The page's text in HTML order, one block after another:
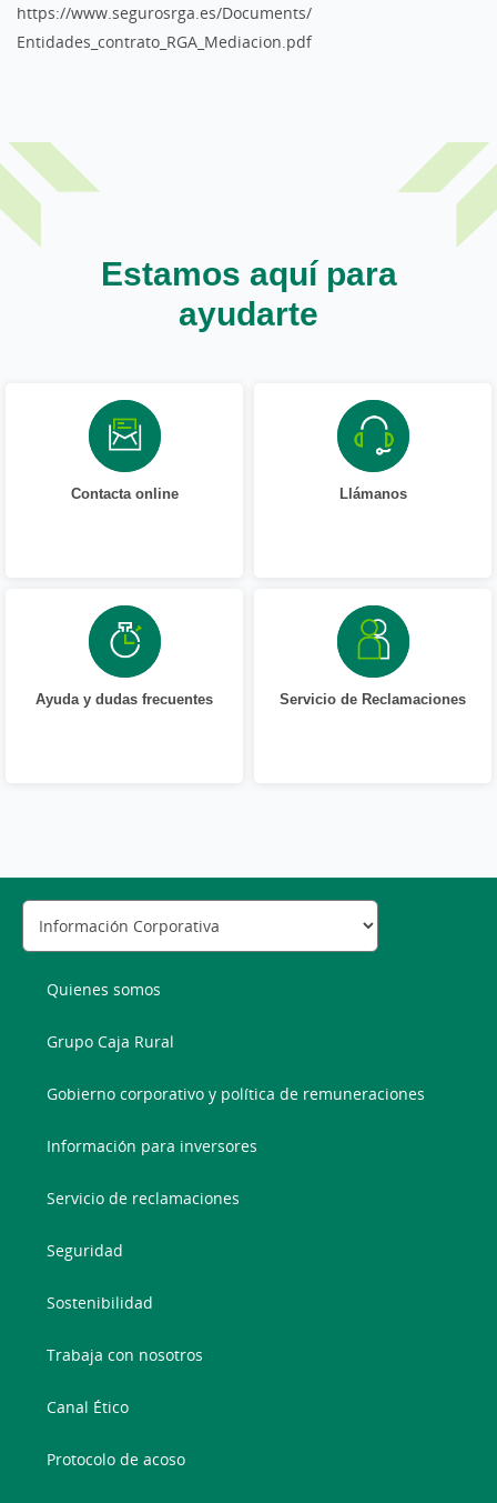
https://www.segurosrga.es/Documents/
Entidades_contrato_RGA_Mediacion.pdf
Estamos aquí para
ayudarte
Contacta online Llámanos
Ayuda y dudas frecuentes Servicio de Reclamaciones
Quienes somos
Grupo Caja Rural
Gobierno corporativo y política de remuneraciones
Información para inversores
Servicio de reclamaciones
Seguridad
Sostenibilidad
Trabaja con nosotros
Canal Ético
Protocolo de acoso